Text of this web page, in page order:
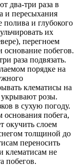
два-три раза в
и пересыхания
и глубокого
их
перегноем
основание побегов.
раза подвязать.
порядке на
клематисы на
укрывают розы.
в сухую погоду.
побега,
окучить слоем
толщиной до
переносить
клематисам не
побегов.